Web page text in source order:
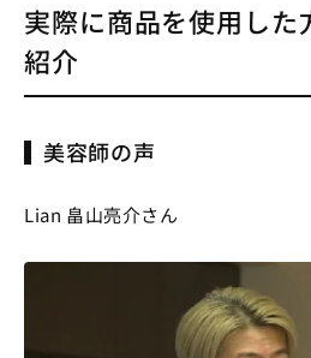
実際に商品を使用した
紹介
美容師の声
Lian 畠山亮介さん